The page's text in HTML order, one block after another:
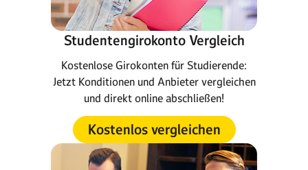
Studentengirokonto Vergleich
Kostenlose Girokonten für Studierende:
Jetzt Konditionen und Anbieter vergleichen
und direkt online abschließen!
Kostenlos vergleichen